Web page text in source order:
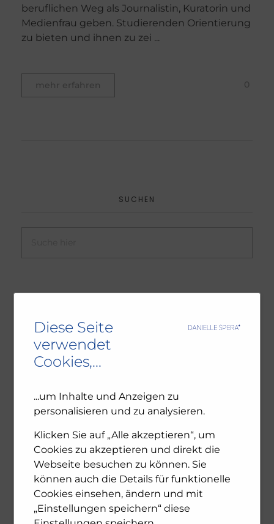
beruflichen Weg als Journalistin, Kuratorin und
Medienfrau geben. Studierenden Orientierung
zu bieten und ihnen zu zei ...
mehr erfahren 0
SUCHEN
Ambivalenz in den jüdischen Gemeinden – NU102
ORF-III-Dokumentation „Das jüdische Wien“
Leseprobe: Bewegte Zeiten – Erinnern für die
ARCHIV
Dezember 2025
November 2025
Oktober 2025
Juli 2025
Juni 2025
Diese Seite
verwendet
Cookies,...
...um Inhalte und Anzeigen zu
personalisieren und zu analysieren.
Klicken Sie auf „Alle akzeptieren“, um
Cookies zu akzeptieren und direkt die
Webseite besuchen zu können. Sie
können auch die Details für funktionelle
Cookies einsehen, ändern und mit
„Einstellungen speichern“ diese